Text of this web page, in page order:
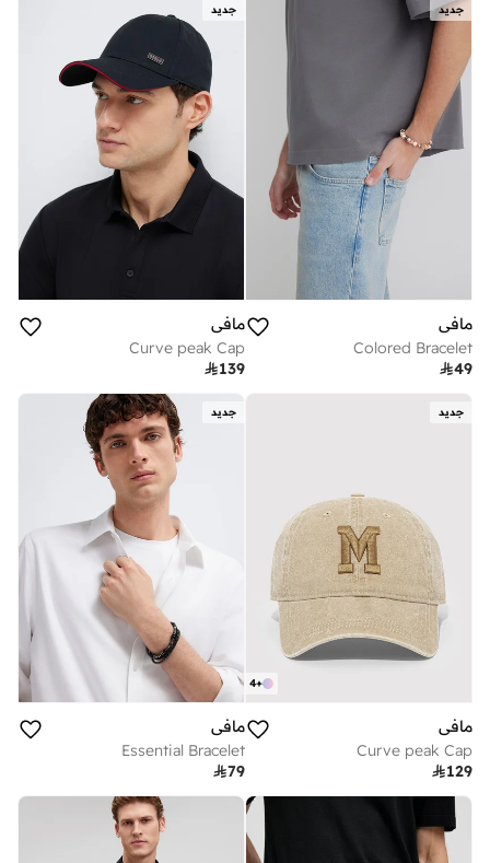
جديد
مافي
Colored Bracelet
49
جديد
مافي
Curve peak Cap
139
جديد
+
4
مافي
Curve peak Cap
129
جديد
مافي
Essential Bracelet
79